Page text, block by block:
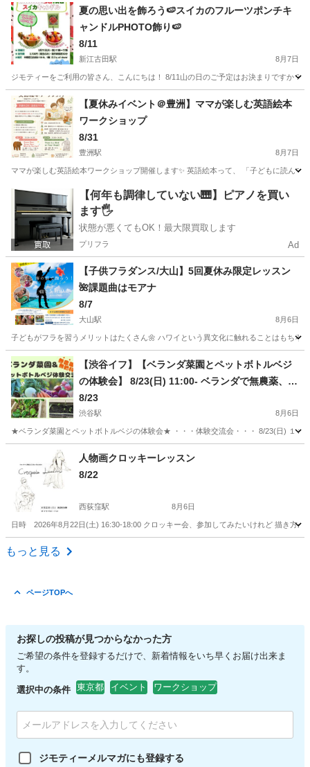
東京 渋谷区 ワークショップ フェリーチェ
夏の思い出を飾ろう🍉スイカのフルーツポンチキ
ャンドルPHOTO飾り🍉
8/11
新江古田駅 8月7日
ジモティーをご利用の皆さん、こんにちは！ 8/11山の日のご予定はお決まりですか？
東京 中野区 新江古田駅 ワークショップ チェキ
【夏休みイベント＠豊洲】ママが楽しむ英語絵本
ワークショップ
8/31
豊洲駅 8月7日
ママが楽しむ英語絵本ワークショップ開催します✨ 英語絵本って、 「子どもに読ん
東京 江東区 豊洲駅 ワークショップ 英語絵本
【何年も調律していない🎹】ピアノを買い
ます🖐️
状態が悪くてもOK！最大限買取します
プリフラ Ad
【子供フラダンス/大山】5回夏休み限定レッスン
🌺課題曲はモアナ
8/7
大山駅 8月6日
子どもがフラを習うメリットはたくさん🌼 ハワイという異文化に触れることはもち
東京 板橋区 大山駅 ワークショップ フラ
【渋谷イフ】【ベランダ菜園とペットボトルベジ
の体験会】 8/23(日) 11:00- ベランダで無農薬、無
肥料栽培で野菜を作る、種まき体験会。自然栽培
で自給自足
8/23
渋谷駅 8月6日
★ベランダ菜園とペットボトルベジの体験会★ ・・・体験交流会・・・ 8/23(日) １
渋谷区 渋谷駅 ワークショップ
人物画クロッキーレッスン
8/22
西荻窪駅 8月6日
日時 2026年8月22日(土) 16:30-18:00 クロッキー会、参加してみたいけれど 描き方
東京 杉並区
もっと見る
ページTOPへ
お探しの投稿が見つからなかった方
ご希望の条件を登録するだけで、新着情報をいち早くお届け出来ま
す。
選択中の条件 東京都 イベント ワークショップ
ジモティーメルマガにも登録する